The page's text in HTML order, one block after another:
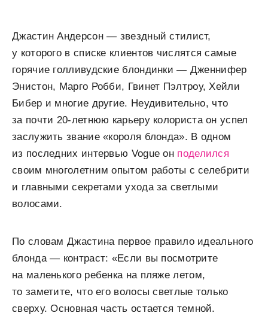
Джастин Андерсон — звездный стилист,
у которого в списке клиентов числятся самые
горячие голливудские блондинки — Дженнифер
Энистон, Марго Робби, Гвинет Пэлтроу, Хейли
Бибер и многие другие. Неудивительно, что
за почти 20-летнюю карьеру колориста он успел
заслужить звание «короля блонда». В одном
из последних интервью Vogue он поделился
своим многолетним опытом работы с селебрити
и главными секретами ухода за светлыми
волосами.
По словам Джастина первое правило идеального
блонда — контраст: «Если вы посмотрите
на маленького ребенка на пляже летом,
то заметите, что его волосы светлые только
сверху. Основная часть остается темной.